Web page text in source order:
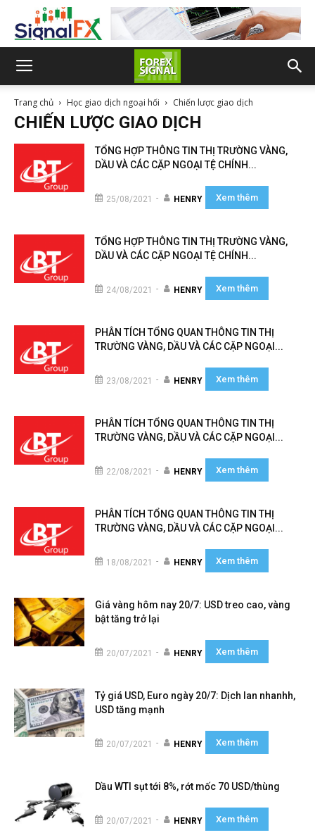
Trang chủ Học giao dịch ngoại hối Chiến lược giao dịch
CHIẾN LƯỢC GIAO DỊCH
TỔNG HỢP THÔNG TIN THỊ TRƯỜNG VÀNG,
DẦU VÀ CÁC CẶP NGOẠI TỆ CHÍNH...
25/08/2021 - HENRY Xem thêm
TỔNG HỢP THÔNG TIN THỊ TRƯỜNG VÀNG,
DẦU VÀ CÁC CẶP NGOẠI TỆ CHÍNH...
24/08/2021 - HENRY Xem thêm
PHÂN TÍCH TỔNG QUAN THÔNG TIN THỊ
TRƯỜNG VÀNG, DẦU VÀ CÁC CẶP NGOẠI...
23/08/2021 - HENRY Xem thêm
PHÂN TÍCH TỔNG QUAN THÔNG TIN THỊ
TRƯỜNG VÀNG, DẦU VÀ CÁC CẶP NGOẠI...
22/08/2021 - HENRY Xem thêm
PHÂN TÍCH TỔNG QUAN THÔNG TIN THỊ
TRƯỜNG VÀNG, DẦU VÀ CÁC CẶP NGOẠI...
18/08/2021 - HENRY Xem thêm
Giá vàng hôm nay 20/7: USD treo cao, vàng
bật tăng trở lại
20/07/2021 - HENRY Xem thêm
Tỷ giá USD, Euro ngày 20/7: Dịch lan nhanhh,
USD tăng mạnh
20/07/2021 - HENRY Xem thêm
Dầu WTI sụt tới 8%, rớt mốc 70 USD/thùng
20/07/2021 - HENRY Xem thêm